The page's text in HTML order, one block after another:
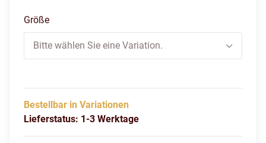
Größe
Bitte wählen Sie eine Variation.
Bestellbar in Variationen
Lieferstatus: 1-3 Werktage